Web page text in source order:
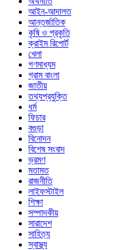
আইন-আদালত
আন্তর্জাতিক
কৃষি ও প্রকৃতি
ক্রাইম রিপোর্ট
খেলা
গণমাধ্যম
গ্রাম বাংলা
জাতীয়
তথ্যপ্রযুক্তি
ধর্ম
ফিচার
বগুড়া
বিনোদন
বিশেষ সংবাদ
ভ্রমণ
মতামত
রাজনীতি
লাইফস্টাইল
শিক্ষা
সম্পাদকীয়
সারাদেশ
সাহিত্য
স্বাস্থ্য